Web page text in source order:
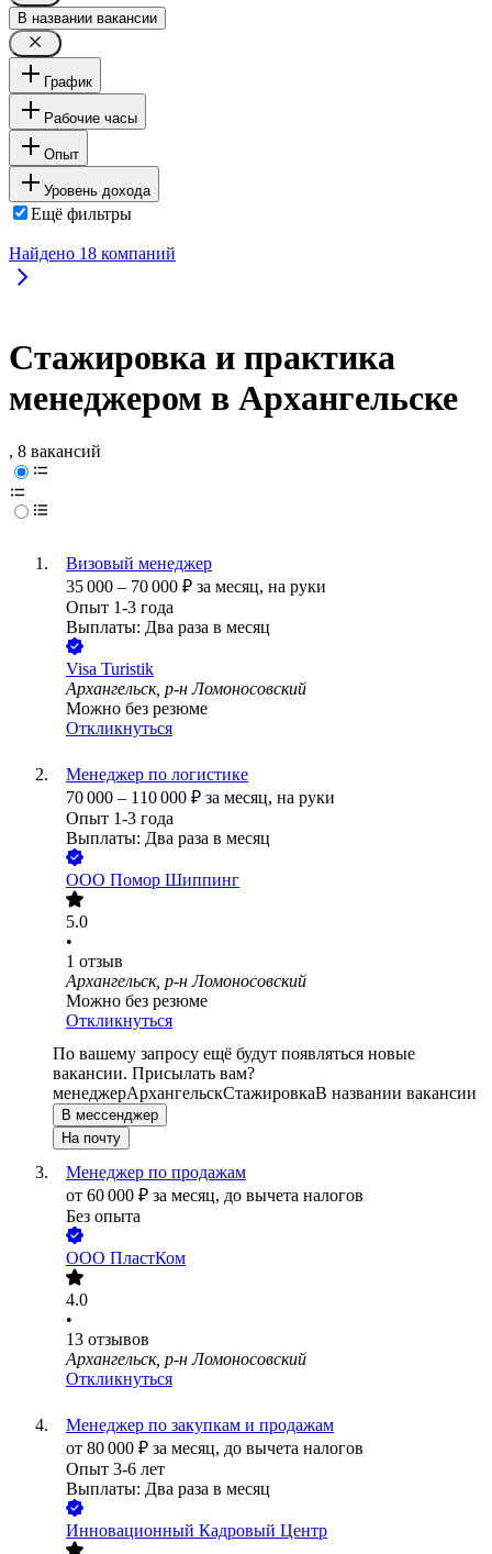
В названии вакансии
График
Рабочие часы
Опыт
Уровень дохода
Ещё фильтры
Найдено 18 компаний
Стажировка и практика
менеджером в Архангельске
, 8 вакансий
Визовый менеджер
35 000 – 70 000 ₽ за месяц, на руки
Опыт 1-3 года
Выплаты: Два раза в месяц
Visa Turistik
Архангельск, р-н Ломоносовский
Можно без резюме
Откликнуться
Менеджер по логистике
70 000 – 110 000 ₽ за месяц, на руки
Опыт 1-3 года
Выплаты: Два раза в месяц
ООО Помор Шиппинг
5.0
•
1 отзыв
Архангельск, р-н Ломоносовский
Можно без резюме
Откликнуться
По вашему запросу ещё будут появляться новые
вакансии. Присылать вам?
менеджерАрхангельскСтажировкаВ названии вакансии
В мессенджер
На почту
Менеджер по продажам
от 60 000 ₽ за месяц, до вычета налогов
Без опыта
ООО ПластКом
4.0
•
13 отзывов
Архангельск, р-н Ломоносовский
Откликнуться
Менеджер по закупкам и продажам
от 80 000 ₽ за месяц, до вычета налогов
Опыт 3-6 лет
Выплаты: Два раза в месяц
Инновационный Кадровый Центр